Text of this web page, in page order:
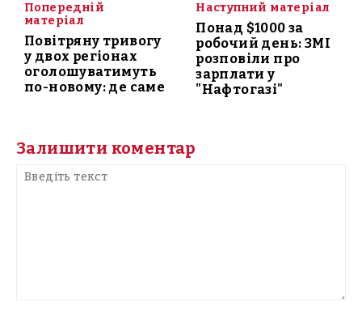
Попередній
матеріал
Повітряну тривогу
у двох регіонах
оголошуватимуть
по-новому: де саме
Наступний матеріал
Понад $1000 за
робочий день: ЗМІ
розповіли про
зарплати у
"Нафтогазі"
Залишити коментар